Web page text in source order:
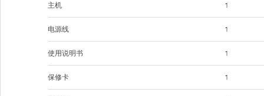
主机
电源线
使用说明书
保修卡
1
1
1
1